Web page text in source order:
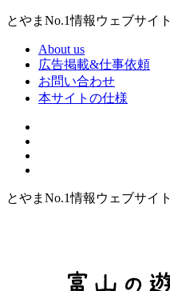
とやまNo.1情報ウェブサイト
About us
広告掲載&仕事依頼
お問い合わせ
本サイトの仕様
とやまNo.1情報ウェブサイト